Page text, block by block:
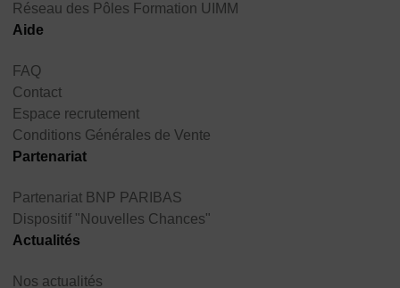
Réseau des Pôles Formation UIMM
Aide
FAQ
Contact
Espace recrutement
Conditions Générales de Vente
Partenariat
Partenariat BNP PARIBAS
Dispositif "Nouvelles Chances"
Actualités
Nos actualités